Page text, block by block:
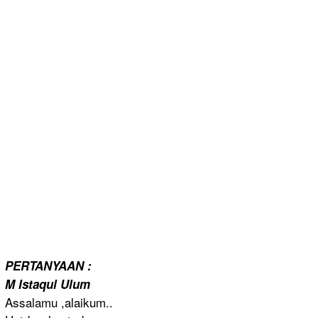
PERTANYAAN:
M Istaqul Ulum
Assalamu ,alaikum..